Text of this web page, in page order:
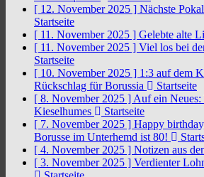
[ 12. November 2025 ] Nächste
Startseite
[ 11. November 2025 ] Gelebte alte
[ 11. November 2025 ] Viel los bei
Startseite
[ 10. November 2025 ] 1:3 auf dem
Rückschlag für Borussia
Startseite
[ 8. November 2025 ] Auf ein
Kieselhumes
Startseite
[ 7. November 2025 ] Happy
Borusse im Unterhemd ist 80!
[ 4. November 2025 ] Notizen aus
[ 3. November 2025 ] Verdienter